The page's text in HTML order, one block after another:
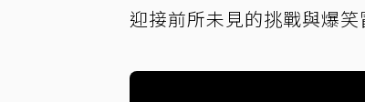
迎接前所未見的挑戰與爆